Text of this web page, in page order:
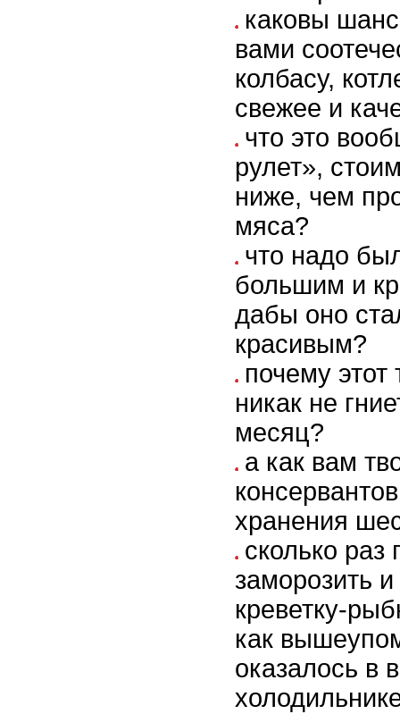
каковы
вами
колбасу,
свежее и
что это
рулет»,
ниже, чем
мяса?
что надо
большим и
дабы оно
красивым?
почему этот
никак не
месяц?
а как вам
хранения
сколько
заморозить
креветку-
как
оказалось в